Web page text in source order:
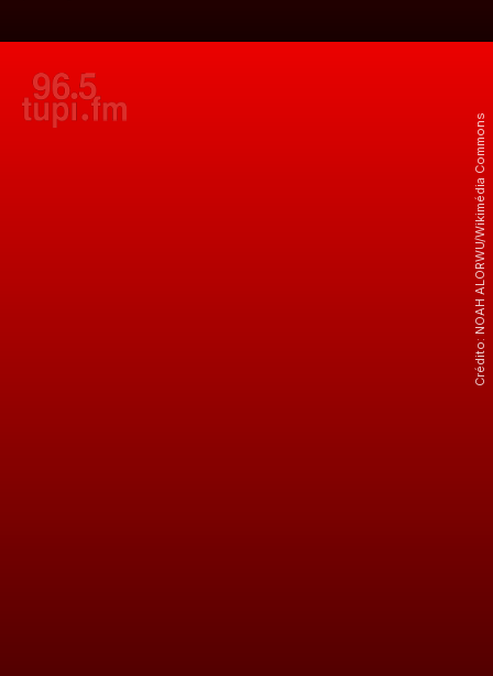
Crédito: NOAH ALORWU/Wikimédia Commons